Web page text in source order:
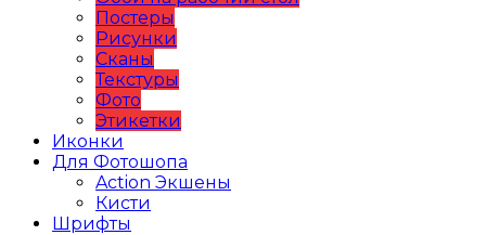
Постеры
Рисунки
Сканы
Текстуры
Фото
Этикетки
Иконки
Для Фотошопа
Action Экшены
Кисти
Шрифты